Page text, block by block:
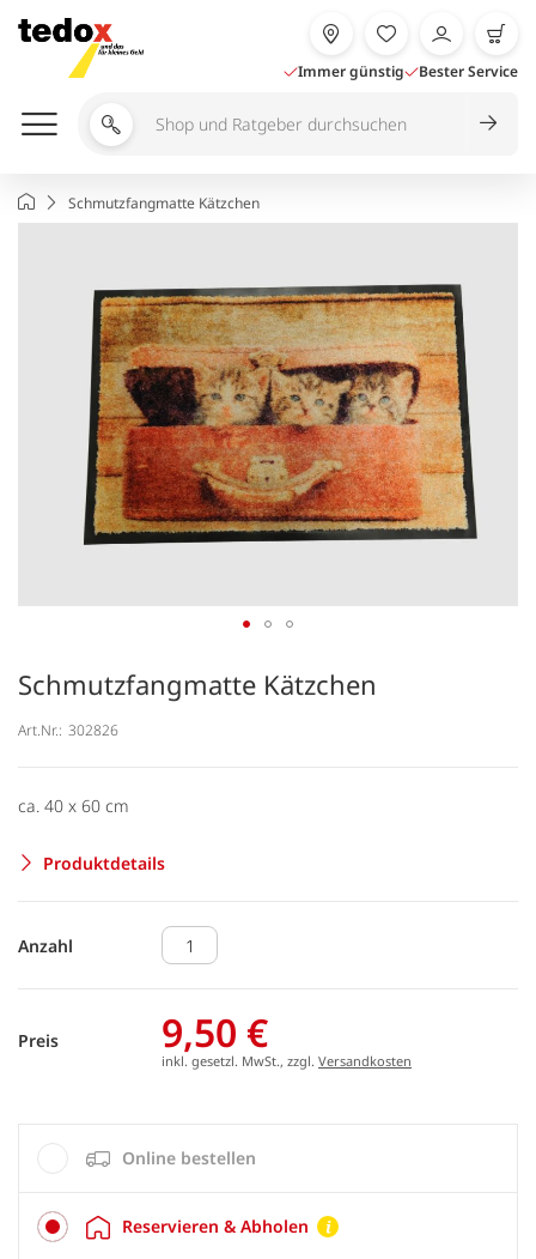
Inhalt
springen
Immer günstig Bester Service
Shop
Ratgeber
durchsuchen
StartseiteSchmutzfangmatte Kätzchen
Schmutzfangmatte Kätzchen
Art.Nr.: 302826
ca. 40 x 60 cm
Produktdetails
Anzahl
Preis 9,50 €
inkl. gesetzl. MwSt., zzgl. Versandkosten
Online bestellen
Reservieren & Abholen